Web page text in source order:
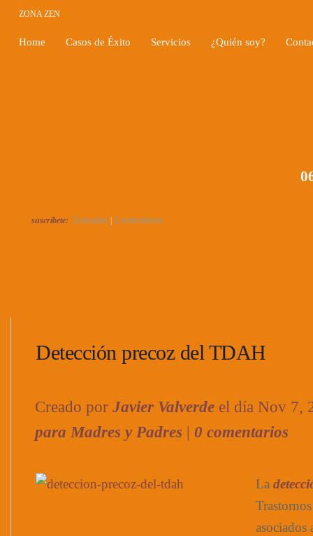
ZONA ZEN
Home Casos de Éxito Servicios ¿Quién soy?
suscríbete: Entradas Comentarios
Detección precoz del TDAH
Creado por Javier Valverde el día Nov 7,
para Madres y Padres | 0 comentarios
La
asociados